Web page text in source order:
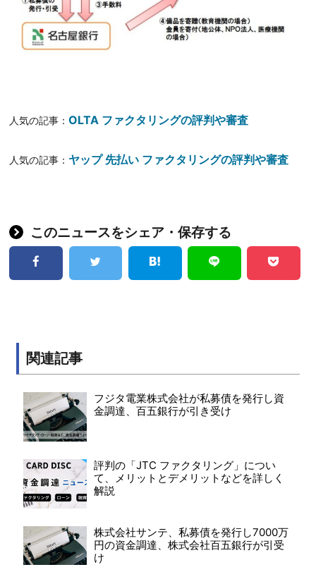
人気の記事：OLTA ファクタリングの評判や審査
人気の記事： ヤップ 先払い ファクタリングの評判や審査
このニュースをシェア・保存する
関連記事
フジタ電業株式会社が私募債を発行し資
金調達、百五銀行が引き受け
評判の「JTC ファクタリング」につい
て、メリットとデメリットなどを詳しく
解説
株式会社サンテ、私募債を発行し7000万
円の資金調達、株式会社百五銀行が引受
け